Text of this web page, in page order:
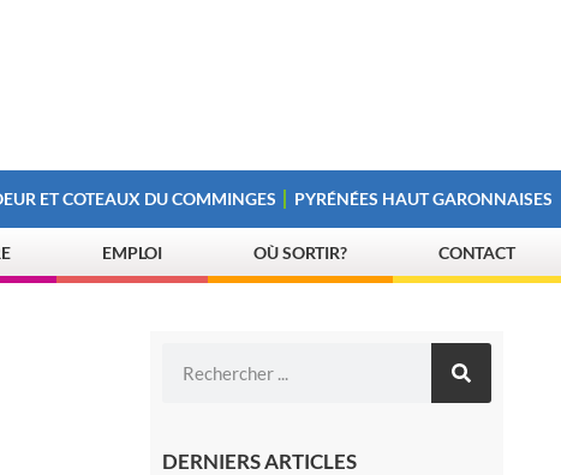
ET COTEAUX DU COMMINGES PYRÉNÉES HAUT GARONNAISES
EMPLOI OÙ SORTIR? CONTACT
DERNIERS ARTICLES